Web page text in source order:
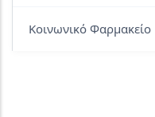
Κοινωνικό Φαρμακείο